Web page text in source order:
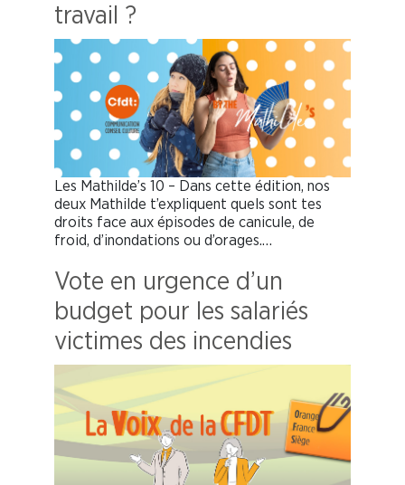
travail ?
Les Mathilde’s 10 – Dans cette édition, nos
deux Mathilde t’expliquent quels sont tes
droits face aux épisodes de canicule, de
froid, d’inondations ou d’orages.…
Vote en urgence d’un
budget pour les salariés
victimes des incendies